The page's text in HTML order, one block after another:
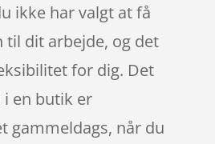
ikke har valgt at få
til dit arbejde, og det
for dig. Det
i en butik er
gammeldags, når du